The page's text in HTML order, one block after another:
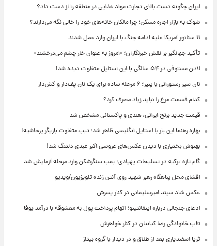
ایران چگونه دست بالای تجارت مواد غذایی در منطقه را از دست داد؟
شوک به بازار اجاره مسکن؛ چرا مالکان خانه‌های خود را خالی نگه می‌دارند؟
۱۱ سناتور آمریکا علیه ادامه جنگ با ایران وارد عمل شدند
تأکید جهانگیر بر نقش خبرنگاران؛ «امروز به عنوان خار چشم می‌درخشند»
لادن مستوفی در ۵۴ سالگی با این استایل متفاوت دیده شد!
نان سیر رستورانی با پنیر؛ ۶ مرحله ساده برای یک نان پف‌دار و کش‌دار
کدام قسمت مرغ را نباید زیاد مصرف کرد؟
قیمت جدید برنج ایرانی، هندی و پاکستانی مشخص شد
بهاره رهنما این بار با استایل انگلیسی ظاهر شد؛ تیپ متفاوت بازیگر پرحاشیه!
بهنوش بختیاری با دیدن عکس‌های عروسی اکبر عبدی دلتنگ شد!
گام تازه ترکیه در تسلیحات پهپادی؛ بمب سنگرشکن وارد مرحله آزمایش شد
افشای محل پناهگاه‌ رهبر شهید روی آنتن زنده تلویزیون/ویدیو
عکس شاد سپند امیرسلیمانی در کنار پسرش
ادعای جنجالی درباره اینفانتینو؛ اتهام پرداخت پول به معشوقه با درآمد یوفا
قاب خانوادگی رضا کیانیان در کنار خواهرش
ثریا اسفندیاری بعد از طلاق و در دیدار با گروه بیتلز